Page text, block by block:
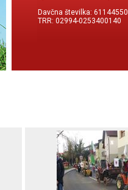
Davčna številka: 61144550
TRR: 02994-0253400140